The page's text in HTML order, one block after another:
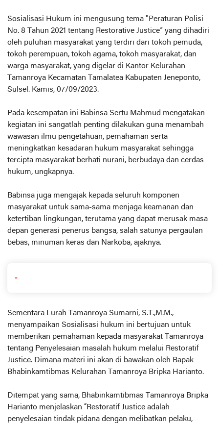
Sosialisasi Hukum ini mengusung tema "Peraturan Polisi
No. 8 Tahun 2021 tentang Restorative Justice” yang dihadiri
oleh puluhan masyarakat yang terdiri dari tokoh pemuda,
tokoh perempuan, tokoh agama, tokoh masyarakat, dan
warga masyarakat, yang digelar di Kantor Kelurahan
Tamanroya Kecamatan Tamalatea Kabupaten Jeneponto,
Sulsel. Kamis, 07/09/2023.
Pada kesempatan ini Babinsa Sertu Mahmud mengatakan
kegiatan ini sangatlah penting dilakukan guna menambah
wawasan ilmu pengetahuan, pemahaman serta
meningkatkan kesadaran hukum masyarakat sehingga
tercipta masyarakat berhati nurani, berbudaya dan cerdas
hukum, ungkapnya.
Babinsa juga mengajak kepada seluruh komponen
masyarakat untuk sama-sama menjaga keamanan dan
ketertiban lingkungan, terutama yang dapat merusak masa
depan generasi penerus bangsa, salah satunya pergaulan
bebas, minuman keras dan Narkoba, ajaknya.
-
Sementara Lurah Tamanroya Sumarni, S.T.,M.M.,
menyampaikan Sosialisasi hukum ini bertujuan untuk
memberikan pemahaman kepada masyarakat Tamanroya
tentang Penyelesaian masalah hukum melalui Restoratif
Justice. Dimana materi ini akan di bawakan oleh Bapak
Bhabinkamtibmas Kelurahan Tamanroya Bripka Harianto.
Ditempat yang sama, Bhabinkamtibmas Tamanroya Bripka
Harianto menjelaskan “Restoratif Justice adalah
penyelesaian tindak pidana dengan melibatkan pelaku,